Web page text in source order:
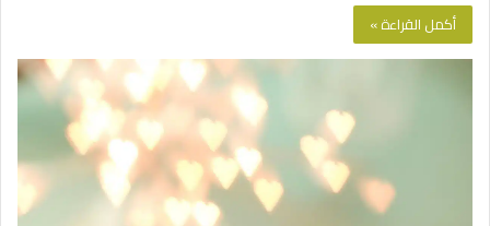
أكمل القراءة »